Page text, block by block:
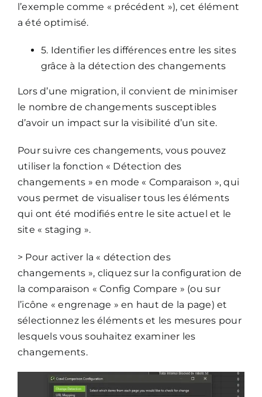
l’exemple comme « précédent »), cet élément
a été optimisé.
5. Identifier les différences entre les sites
grâce à la détection des changements
Lors d’une migration, il convient de minimiser
le nombre de changements susceptibles
d’avoir un impact sur la visibilité d’un site.
Pour suivre ces changements, vous pouvez
utiliser la fonction « Détection des
changements » en mode « Comparaison », qui
vous permet de visualiser tous les éléments
qui ont été modifiés entre le site actuel et le
site « staging ».
> Pour activer la « détection des
changements », cliquez sur la configuration de
la comparaison « Config Compare » (ou sur
l’icône « engrenage » en haut de la page) et
sélectionnez les éléments et les mesures pour
lesquels vous souhaitez examiner les
changements.